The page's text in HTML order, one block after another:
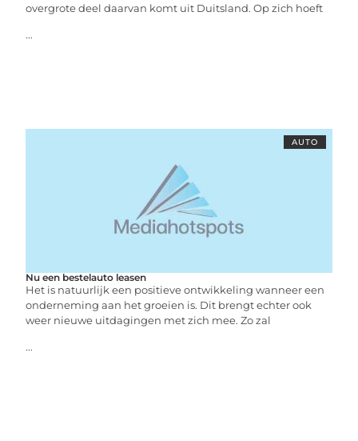
overgrote deel daarvan komt uit Duitsland. Op zich hoeft
...
AUTO
Nu een bestelauto leasen
Het is natuurlijk een positieve ontwikkeling wanneer een
onderneming aan het groeien is. Dit brengt echter ook
weer nieuwe uitdagingen met zich mee. Zo zal
...